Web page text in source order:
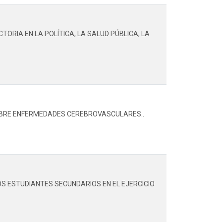
EN LA POLÍTICA, LA SALUD PÚBLICA, LA
ENFERMEDADES CEREBROVASCULARES..
ESTUDIANTES SECUNDARIOS EN EL EJERCICIO